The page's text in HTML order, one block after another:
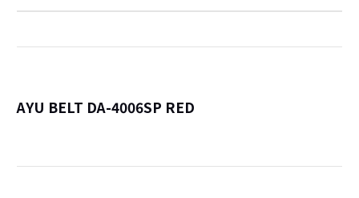
AYU BELT DA-4006SP RED